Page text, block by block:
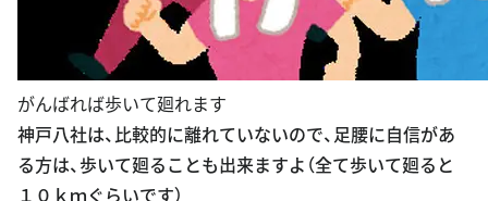
がんばれば歩いて廻れます
神戸八社は、比較的に離れていないので、足腰に自信があ
る方は、歩いて廻ることも出来ますよ（全て歩いて廻ると
１０ｋｍぐらいです）